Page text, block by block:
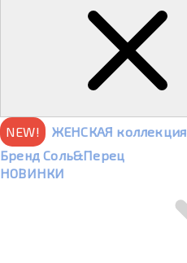
NEW!
ЖЕНСКАЯ коллекция
Бренд Соль&Перец
НОВИНКИ